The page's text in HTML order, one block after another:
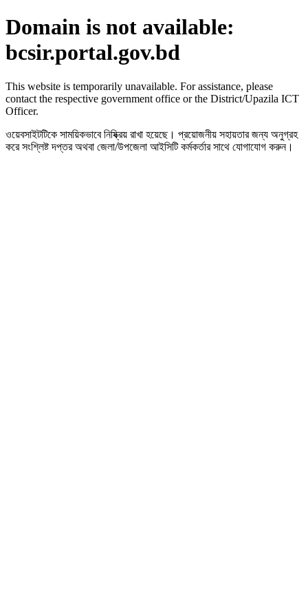
Domain is not available:
bcsir.portal.gov.bd
This website is temporarily unavailable. For assistance, please
contact the respective government office or the District/Upazila ICT
Officer.
ওয়েবসাইটটিকে সাময়িকভাবে নিষ্ক্রিয় রাখা হয়েছে। প্রয়োজনীয় সহায়তার জন্য অনুগ্রহ
করে সংশ্লিষ্ট দপ্তর অথবা জেলা/উপজেলা আইসিটি কর্মকর্তার সাথে যোগাযোগ করুন।